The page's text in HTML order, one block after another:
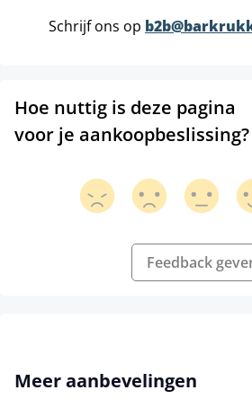
Schrijf ons op
Hoe nuttig is deze pagina
voor je aankoopbeslissing?
Feedback
Productgalerij overslaan
Meer aanbevelingen